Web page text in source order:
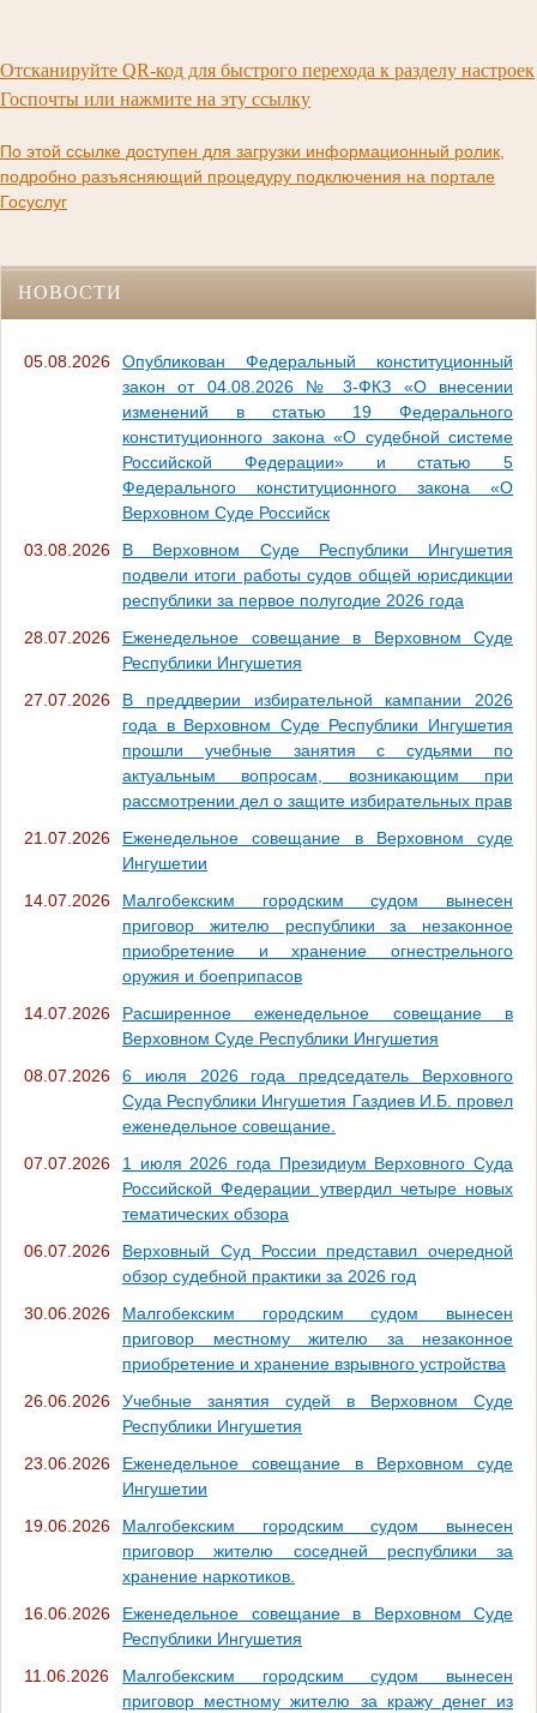
Отсканируйте QR-код для быстрого перехода к разделу настроек
Госпочты или нажмите на эту ссылку
По этой ссылке доступен для загрузки информационный ролик,
подробно разъясняющий процедуру подключения на портале
Госуслуг
НОВОСТИ
05.08.2026
Опубликован Федеральный конституционный
закон от 04.08.2026 № 3-ФКЗ «О внесении
изменений в статью 19 Федерального
конституционного закона «О судебной системе
Российской Федерации» и статью 5
Федерального конституционного закона «О
Верховном Суде Российск
03.08.2026
В Верховном Суде Республики Ингушетия
подвели итоги работы судов общей юрисдикции
республики за первое полугодие 2026 года
28.07.2026
Еженедельное совещание в Верховном Суде
Республики Ингушетия
27.07.2026
В преддверии избирательной кампании 2026
года в Верховном Суде Республики Ингушетия
прошли учебные занятия с судьями по
актуальным вопросам, возникающим при
рассмотрении дел о защите избирательных прав
21.07.2026
Еженедельное совещание в Верховном суде
Ингушетии
14.07.2026
Малгобекским городским судом вынесен
приговор жителю республики за незаконное
приобретение и хранение огнестрельного
оружия и боеприпасов
14.07.2026
Расширенное еженедельное совещание в
Верховном Суде Республики Ингушетия
08.07.2026
6 июля 2026 года председатель Верховного
Суда Республики Ингушетия Газдиев И.Б. провел
еженедельное совещание.
07.07.2026
1 июля 2026 года Президиум Верховного Суда
Российской Федерации утвердил четыре новых
тематических обзора
06.07.2026
Верховный Суд России представил очередной
обзор судебной практики за 2026 год
30.06.2026
Малгобекским городским судом вынесен
приговор местному жителю за незаконное
приобретение и хранение взрывного устройства
26.06.2026
Учебные занятия судей в Верховном Суде
Республики Ингушетия
23.06.2026
Еженедельное совещание в Верховном суде
Ингушетии
19.06.2026
Малгобекским городским судом вынесен
приговор жителю соседней республики за
хранение наркотиков.
16.06.2026
Еженедельное совещание в Верховном Суде
Республики Ингушетия
11.06.2026
Малгобекским городским судом вынесен
приговор местному жителю за кражу денег из